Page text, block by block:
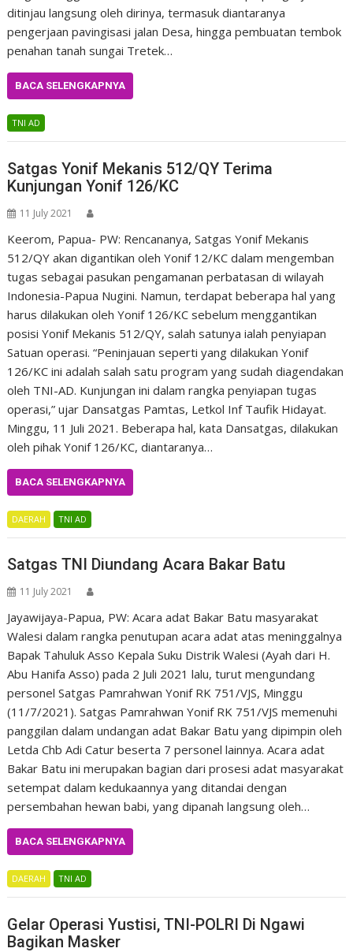
ditinjau langsung oleh dirinya, termasuk diantaranya
pengerjaan pavingisasi jalan Desa, hingga pembuatan tembok
penahan tanah sungai Tretek…
BACA SELENGKAPNYA
TNI AD
Satgas Yonif Mekanis 512/QY Terima
Kunjungan Yonif 126/KC
11 July 2021
Keerom, Papua- PW: Rencananya, Satgas Yonif Mekanis
512/QY akan digantikan oleh Yonif 12/KC dalam mengemban
tugas sebagai pasukan pengamanan perbatasan di wilayah
Indonesia-Papua Nugini. Namun, terdapat beberapa hal yang
harus dilakukan oleh Yonif 126/KC sebelum menggantikan
posisi Yonif Mekanis 512/QY, salah satunya ialah penyiapan
Satuan operasi. “Peninjauan seperti yang dilakukan Yonif
126/KC ini adalah salah satu program yang sudah diagendakan
oleh TNI-AD. Kunjungan ini dalam rangka penyiapan tugas
operasi,” ujar Dansatgas Pamtas, Letkol Inf Taufik Hidayat.
Minggu, 11 Juli 2021. Beberapa hal, kata Dansatgas, dilakukan
oleh pihak Yonif 126/KC, diantaranya…
BACA SELENGKAPNYA
DAERAH TNI AD
Satgas TNI Diundang Acara Bakar Batu
11 July 2021
Jayawijaya-Papua, PW: Acara adat Bakar Batu masyarakat
Walesi dalam rangka penutupan acara adat atas meninggalnya
Bapak Tahuluk Asso Kepala Suku Distrik Walesi (Ayah dari H.
Abu Hanifa Asso) pada 2 Juli 2021 lalu, turut mengundang
personel Satgas Pamrahwan Yonif RK 751/VJS, Minggu
(11/7/2021). Satgas Pamrahwan Yonif RK 751/VJS memenuhi
panggilan dalam undangan adat Bakar Batu yang dipimpin oleh
Letda Chb Adi Catur beserta 7 personel lainnya. Acara adat
Bakar Batu ini merupakan bagian dari prosesi adat masyarakat
setempat dalam kedukaannya yang ditandai dengan
persembahan hewan babi, yang dipanah langsung oleh…
BACA SELENGKAPNYA
DAERAH TNI AD
Gelar Operasi Yustisi, TNI-POLRI Di Ngawi
Bagikan Masker